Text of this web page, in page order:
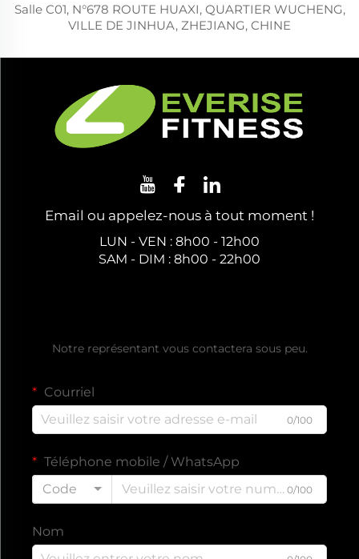
Salle C01, N°678 ROUTE HUAXI, QUARTIER WUCHENG,
VILLE DE JINHUA, ZHEJIANG, CHINE
Email ou appelez-nous à tout moment !
LUN - VEN : 8h00 - 12h00
SAM - DIM : 8h00 - 22h00
Notre représentant vous contactera sous peu.
Courriel
0/100
Téléphone mobile / WhatsApp
Code
0/100
Nom